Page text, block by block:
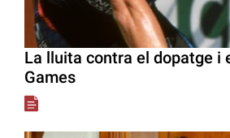
La lluita contra el dopatge i
Games